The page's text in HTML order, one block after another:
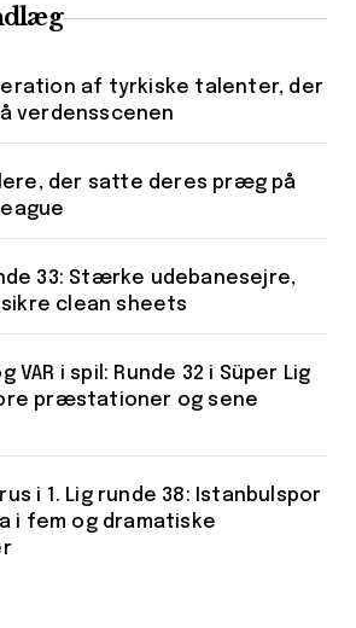
af tyrkiske talenter, der
verdensscenen
der satte deres præg på
33: Stærke udebanesejre,
clean sheets
VAR i spil: Runde 32 i Süper Lig
præstationer og sene
i 1. Lig runde 38: Istanbulspor
i fem og dramatiske